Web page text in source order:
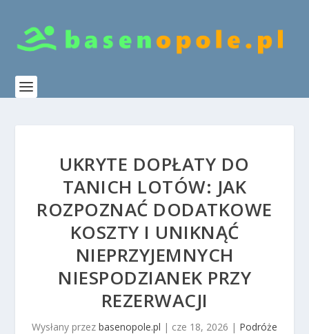
UKRYTE DOPŁATY DO
TANICH LOTÓW: JAK
ROZPOZNAĆ DODATKOWE
KOSZTY I UNIKNĄĆ
NIEPRZYJEMNYCH
NIESPODZIANEK PRZY
REZERWACJI
Wysłany przez basenopole.pl | cze 18, 2026 | Podróże